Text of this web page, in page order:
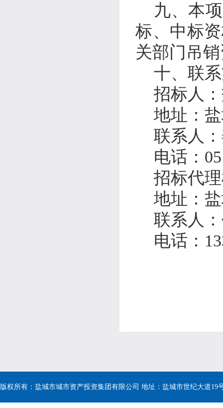
九、本
标、中标
关部门吊
十、联
招标人
地址：
联系人
电话：
招标代
地址：
联系人：
电话：
版权所有：盐城市城市资产投资集团有限公司 地址：盐城市世纪大道19